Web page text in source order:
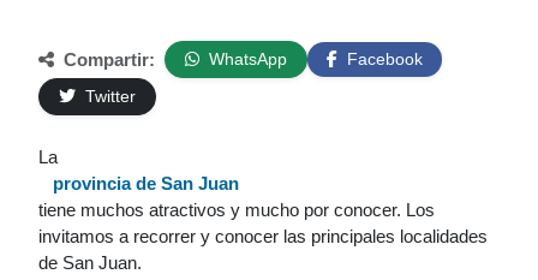
Compartir: WhatsApp
Facebook
Twitter
La
provincia de San Juan
tiene muchos atractivos y mucho por conocer. Los
invitamos a recorrer y conocer las principales localidades
de San Juan.